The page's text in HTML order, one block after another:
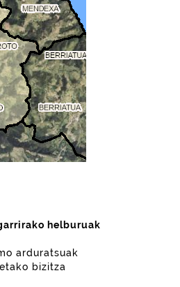
helburuak
arduratsuak
bizitza